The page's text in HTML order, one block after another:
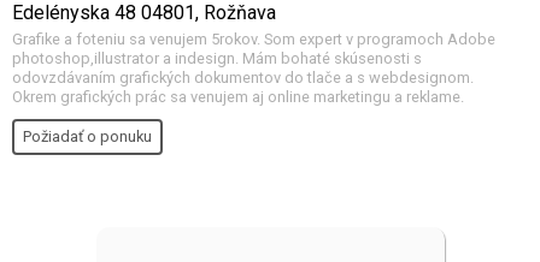
Edelényska 48 04801, Rožňava
Grafike a foteniu sa venujem 5rokov. Som expert v programoch Adobe
photoshop,illustrator a indesign. Mám bohaté skúsenosti s
odovzdávaním grafických dokumentov do tlače a s webdesignom.
Okrem grafických prác sa venujem aj online marketingu a reklame.
Požiadať o ponuku